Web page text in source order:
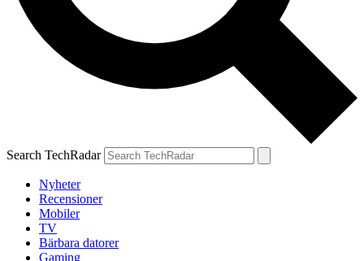
Search TechRadar
Nyheter
Recensioner
Mobiler
TV
Bärbara datorer
Gaming